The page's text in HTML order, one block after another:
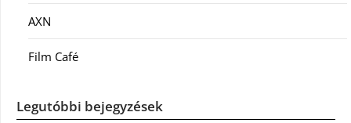
AXN
Film Café
Legutóbbi bejegyzések